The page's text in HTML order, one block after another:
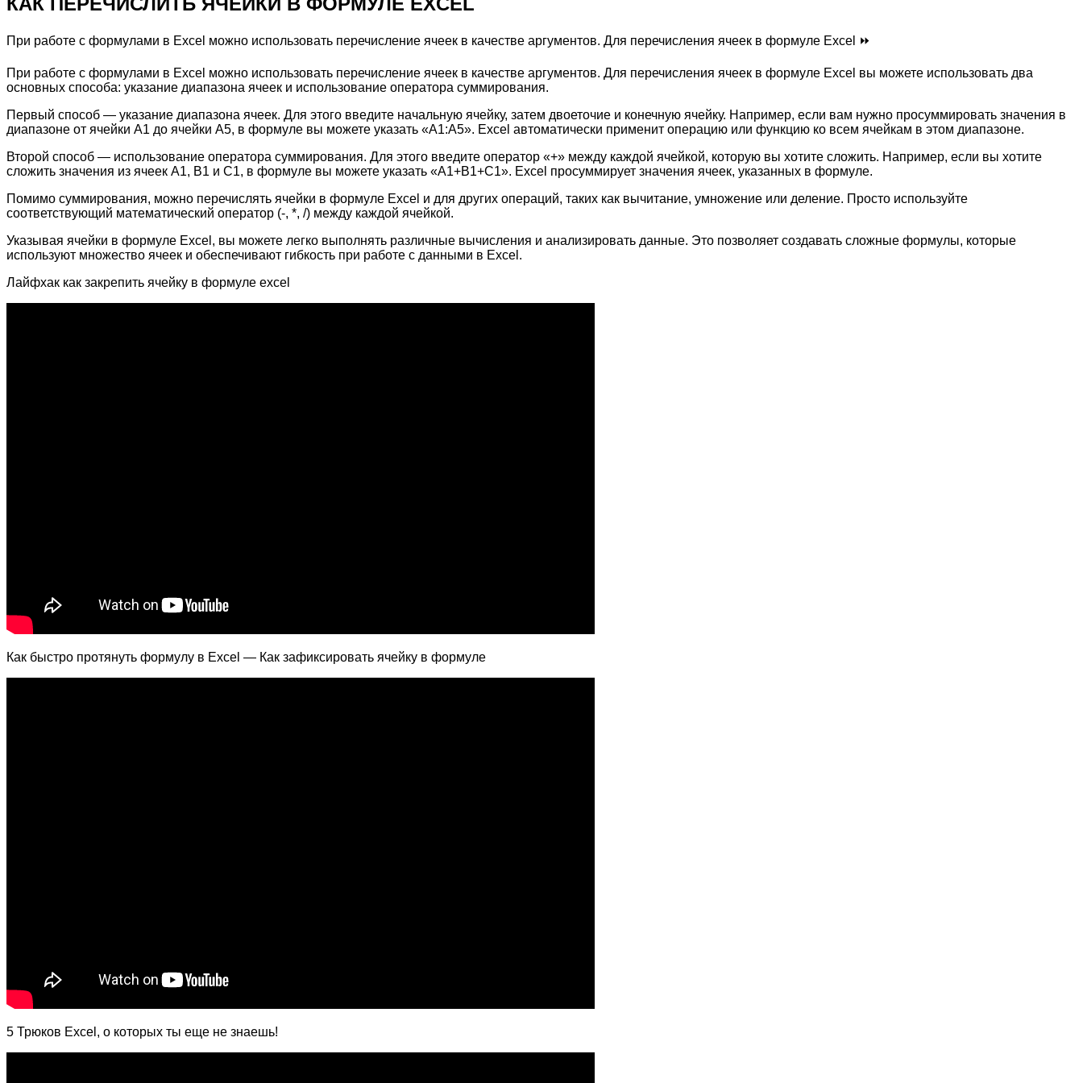
При работе с формулами в Excel можно использовать перечисление ячеек в качестве аргументов. Для перечисления ячеек в формуле Excel ⏩
При работе с формулами в Excel можно использовать перечисление ячеек в качестве аргументов. Для перечисления ячеек в формуле Excel вы можете использовать два
основных способа: указание диапазона ячеек и использование оператора суммирования.
Первый способ — указание диапазона ячеек. Для этого введите начальную ячейку, затем двоеточие и конечную ячейку. Например, если вам нужно просуммировать значения в
диапазоне от ячейки A1 до ячейки A5, в формуле вы можете указать «A1:A5». Excel автоматически применит операцию или функцию ко всем ячейкам в этом диапазоне.
Второй способ — использование оператора суммирования. Для этого введите оператор «+» между каждой ячейкой, которую вы хотите сложить. Например, если вы хотите
сложить значения из ячеек A1, B1 и C1, в формуле вы можете указать «A1+B1+C1». Excel просуммирует значения ячеек, указанных в формуле.
Помимо суммирования, можно перечислять ячейки в формуле Excel и для других операций, таких как вычитание, умножение или деление. Просто используйте
соответствующий математический оператор (-, *, /) между каждой ячейкой.
Указывая ячейки в формуле Excel, вы можете легко выполнять различные вычисления и анализировать данные. Это позволяет создавать сложные формулы, которые
используют множество ячеек и обеспечивают гибкость при работе с данными в Excel.
Лайфхак как закрепить ячейку в формуле excel
Как быстро протянуть формулу в Excel — Как зафиксировать ячейку в формуле
5 Трюков Excel, о которых ты еще не знаешь!